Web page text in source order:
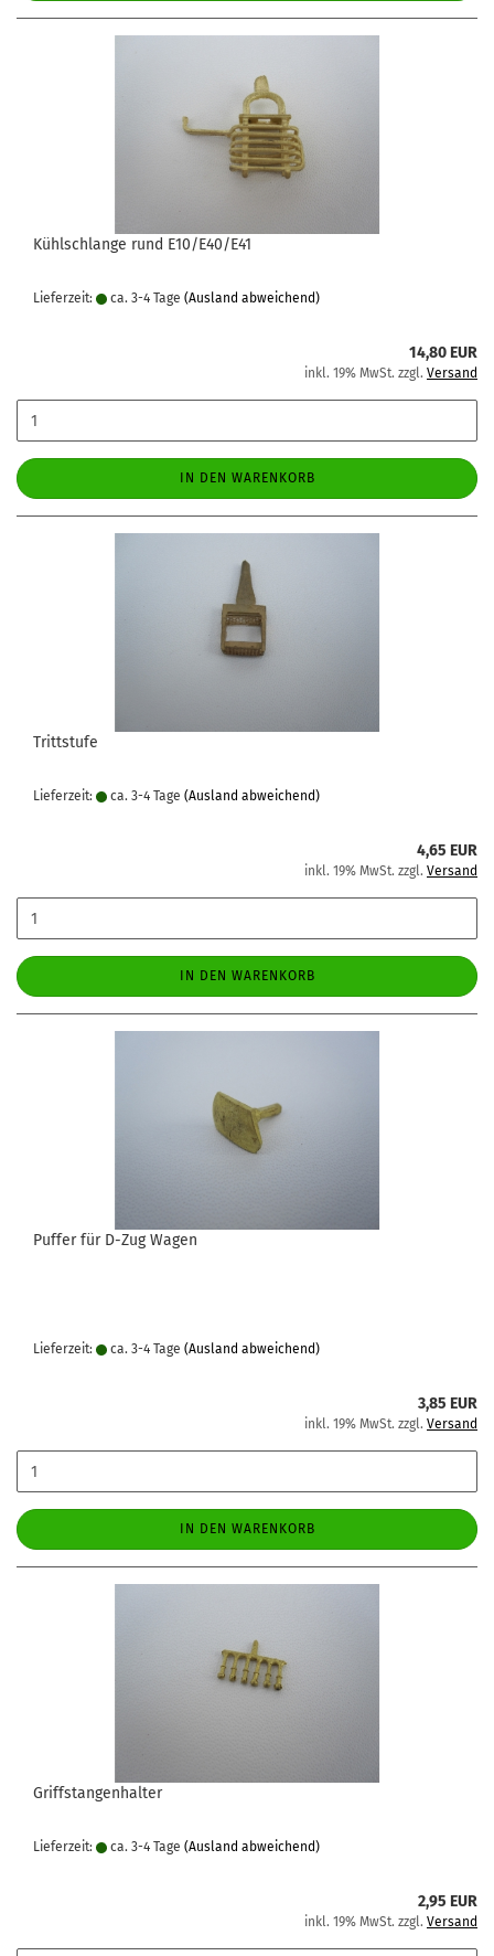
Kühlschlange rund E10/E40/E41
Lieferzeit: ca. 3-4 Tage (Ausland abweichend)
14,80 EUR
inkl. 19% MwSt. zzgl. Versand
IN DEN WARENKORB
Trittstufe
Lieferzeit: ca. 3-4 Tage (Ausland abweichend)
4,65 EUR
inkl. 19% MwSt. zzgl. Versand
IN DEN WARENKORB
Puffer für D-Zug Wagen
Lieferzeit: ca. 3-4 Tage (Ausland abweichend)
3,85 EUR
inkl. 19% MwSt. zzgl. Versand
IN DEN WARENKORB
Griffstangenhalter
Lieferzeit: ca. 3-4 Tage (Ausland abweichend)
2,95 EUR
inkl. 19% MwSt. zzgl. Versand